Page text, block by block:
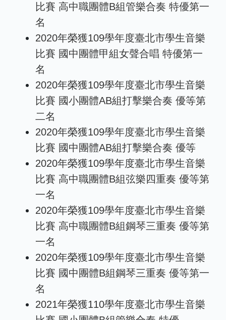
比賽 高中職團體B組管樂合奏 特優第一
名
2020年榮獲109學年度臺北市學生音樂
比賽 國中團體甲組女聲合唱 特優第一
名
2020年榮獲109學年度臺北市學生音樂
比賽 國小團體AB組打擊樂合奏 優等第
二名
2020年榮獲109學年度臺北市學生音樂
比賽 國中團體AB組打擊樂合奏 優等
2020年榮獲109學年度臺北市學生音樂
比賽 高中職團體B組弦樂四重奏 優等第
一名
2020年榮獲109學年度臺北市學生音樂
比賽 高中職團體B組鋼琴三重奏 優等第
一名
2020年榮獲109學年度臺北市學生音樂
比賽 國中團體B組鋼琴三重奏 優等第一
名
2021年榮獲110學年度臺北市學生音樂